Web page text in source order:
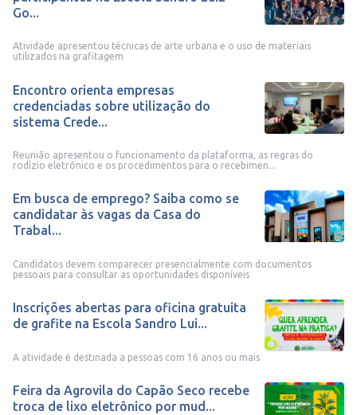
Go...
Atividade apresentou técnicas de arte urbana e o uso de materiais
utilizados na grafitagem
Encontro orienta empresas
credenciadas sobre utilização do
sistema Crede...
Reunião apresentou o funcionamento da plataforma, as regras do
rodízio eletrônico e os procedimentos para o recebimen...
Em busca de emprego? Saiba como se
candidatar às vagas da Casa do
Trabal...
Candidatos devem comparecer presencialmente com documentos
pessoais para consultar as oportunidades disponíveis
Inscrições abertas para oficina gratuita
de grafite na Escola Sandro Lui...
A atividade é destinada a pessoas com 16 anos ou mais
Feira da Agrovila do Capão Seco recebe
troca de lixo eletrônico por mud...